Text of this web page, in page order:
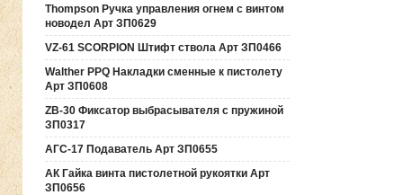
Thompson Ручка управления огнем с винтом
новодел Арт ЗП0629
VZ-61 SCORPION Штифт ствола Арт ЗП0466
Walther PPQ Накладки сменные к пистолету
Арт ЗП0608
ZB-30 Фиксатор выбрасывателя с пружиной
ЗП0317
АГС-17 Подаватель Арт ЗП0655
АК Гайка винта пистолетной рукоятки Арт
ЗП0656